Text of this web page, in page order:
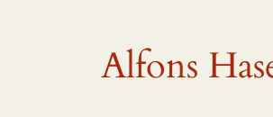
Alfons